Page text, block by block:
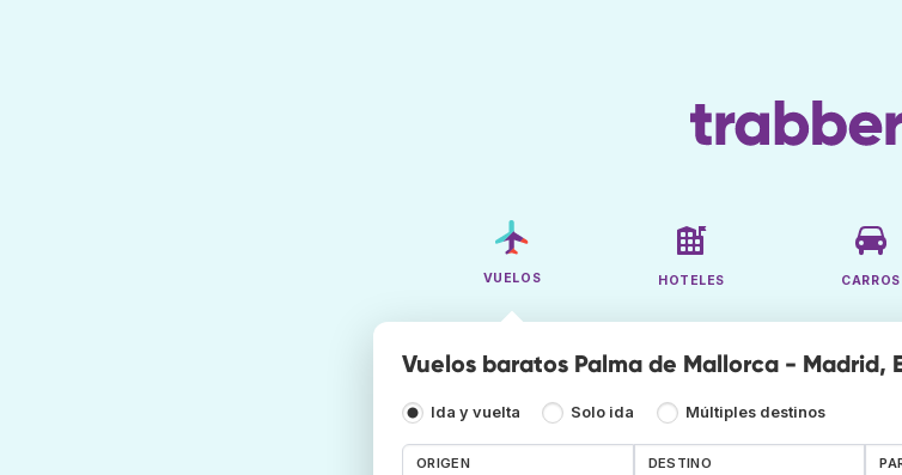
VUELOS HOTELES CARROS
Vuelos baratos Palma de Mallorca - Madrid,
Ida y vuelta Solo ida Múltiples destinos
ORIGEN DESTINO